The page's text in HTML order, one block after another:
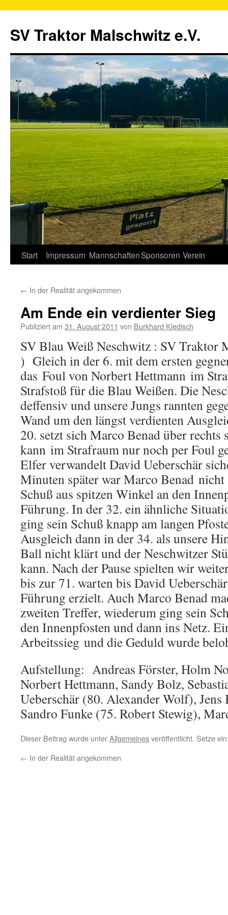
SV Traktor Malschwitz e.V.
Springe
Inhalt
Start Impressum MannschaftenSponsoren Verein
← In der Realität angekommen
Am Ende ein verdienter Sieg
Publiziert am 31. August 2011 von Burkhard Kledisch
SV Blau Weiß Neschwitz : SV Traktor
) Gleich in der 6. mit dem ersten
das Foul von Norbert Hettmann im
Strafstoß für die Blau Weißen. Die
deffensiv und unsere Jungs rannten
Wand um den längst verdienten
20. setzt sich Marco Benad über rechts
kann im Strafraum nur noch per Foul
Elfer verwandelt David Ueberschär
Minuten später war Marco Benad
Schuß aus spitzen Winkel an den
Führung. In der 32. ein ähnliche
ging sein Schuß knapp am langen
Ausgleich dann in der 34. als unsere
Ball nicht klärt und der Neschwitzer
kann. Nach der Pause spielten wir
bis zur 71. warten bis David
Führung erzielt. Auch Marco Benad
zweiten Treffer, wiederum ging sein
den Innenpfosten und dann ins Netz.
Arbeitssieg und die Geduld wurde
Aufstellung: Andreas Förster, Holm
Norbert Hettmann, Sandy Bolz,
Ueberschär (80. Alexander Wolf),
Sandro Funke (75. Robert Stewig),
Dieser Beitrag wurde unterAllgemeinesveröffentlicht. Setze
← In der Realität angekommen